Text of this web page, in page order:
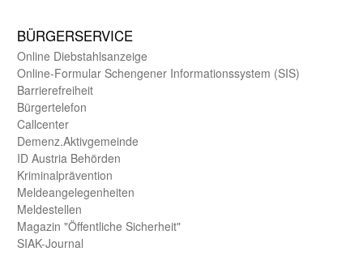
BÜRGER­SERVICE
Online Diebstahls­anzeige
Online-Formular Schengener Informationssystem (SIS)
Barriere­freiheit
Bürger­telefon
Call­center
Demenz.Aktiv­gemeinde
ID Austria Behörden
Kriminal­prävention
Melde­an­ge­le­gen­heiten
Meld­estellen
Magazin "Öffentliche Sicherheit"
SIAK-Journal